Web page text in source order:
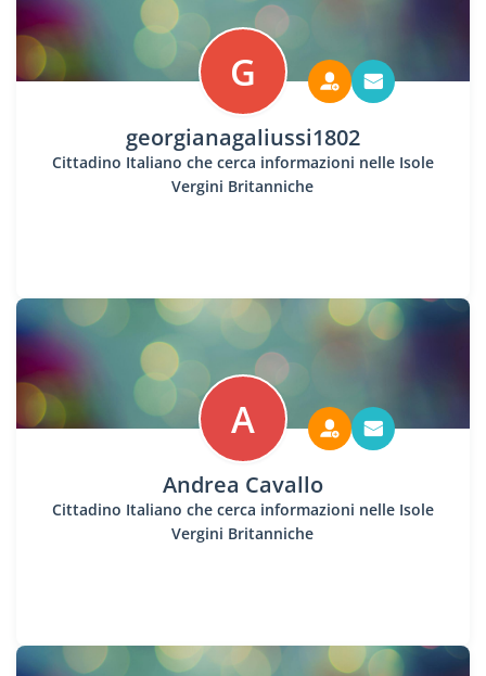
G
georgianagaliussi1802
Cittadino Italiano che cerca informazioni nelle Isole
Vergini Britanniche
A
Andrea Cavallo
Cittadino Italiano che cerca informazioni nelle Isole
Vergini Britanniche